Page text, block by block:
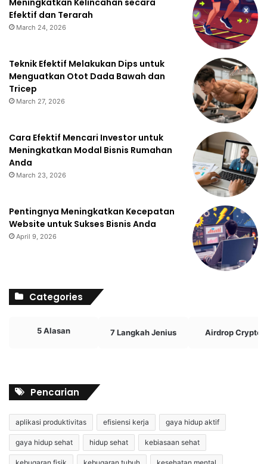
Efektif dan Terarah
March 24, 2026
Teknik Efektif Melakukan Dips untuk
Menguatkan Otot Dada Bawah dan
Tricep
March 27, 2026
Cara Efektif Mencari Investor untuk
Meningkatkan Modal Bisnis Rumahan
Anda
March 23, 2026
Pentingnya Meningkatkan Kecepatan
Website untuk Sukses Bisnis Anda
April 9, 2026
Categories
5 Alasan 7 Langkah Jenius Airdrop Crypto
Pencarian
aplikasi produktivitas efisiensi kerja gaya hidup aktif
gaya hidup sehat hidup sehat kebiasaan sehat